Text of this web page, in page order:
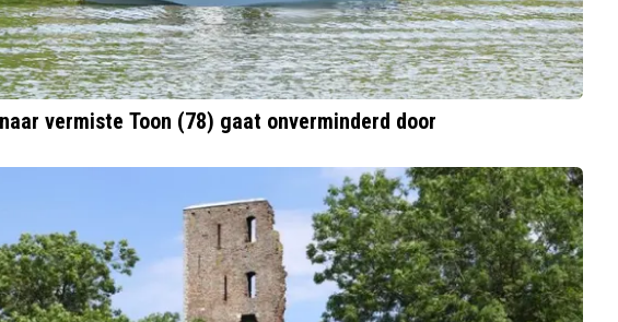
vermiste Toon (78) gaat onverminderd door